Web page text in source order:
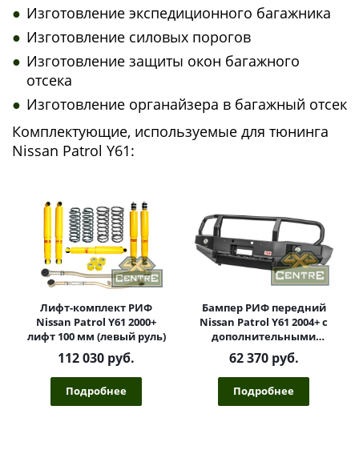
Изготовление экспедиционного багажника
Изготовление силовых порогов
Изготовление защиты окон багажного
отсека
Изготовление органайзера в багажный отсек
Комплектующие, используемые для тюнинга
Nissan Patrol Y61:
Лифт-комплект РИФ
Nissan Patrol Y61 2000+
лифт 100 мм (левый руль)
112 030 руб.
Подробнее
Бампер РИФ передний
Nissan Patrol Y61 2004+ с
дополнительными
фарами и кенгурином
62 370 руб.
Подробнее